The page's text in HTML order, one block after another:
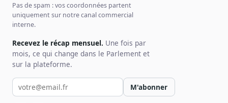
Pas de spam : vos coordonnées partent
uniquement sur notre canal commercial
interne.
Recevez le récap mensuel. Une fois par
mois, ce qui change dans le Parlement et
sur la plateforme.
Votre email pour la newsletter
M'abonner